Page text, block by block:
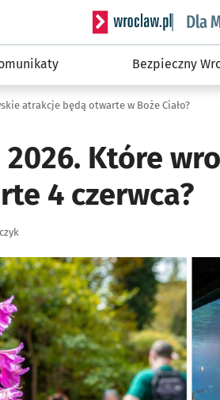
Serwis informacyjny
Bezpieczny
atrakcje będą otwarte w Boże Ciało?
2026. Które
4 czerwca?